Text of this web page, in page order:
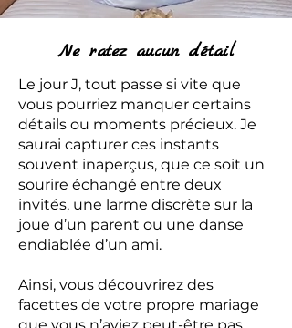
Ne ratez aucun détail
Le jour J, tout passe si vite que
vous pourriez manquer certains
détails ou moments précieux. Je
saurai capturer ces instants
souvent inaperçus, que ce soit un
sourire échangé entre deux
invités, une larme discrète sur la
joue d’un parent ou une danse
endiablée d’un ami.
Ainsi, vous découvrirez des
facettes de votre propre mariage